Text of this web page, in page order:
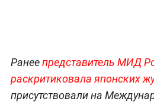
Ранеепредставитель МИД
раскритиковала японских
присутствовали на